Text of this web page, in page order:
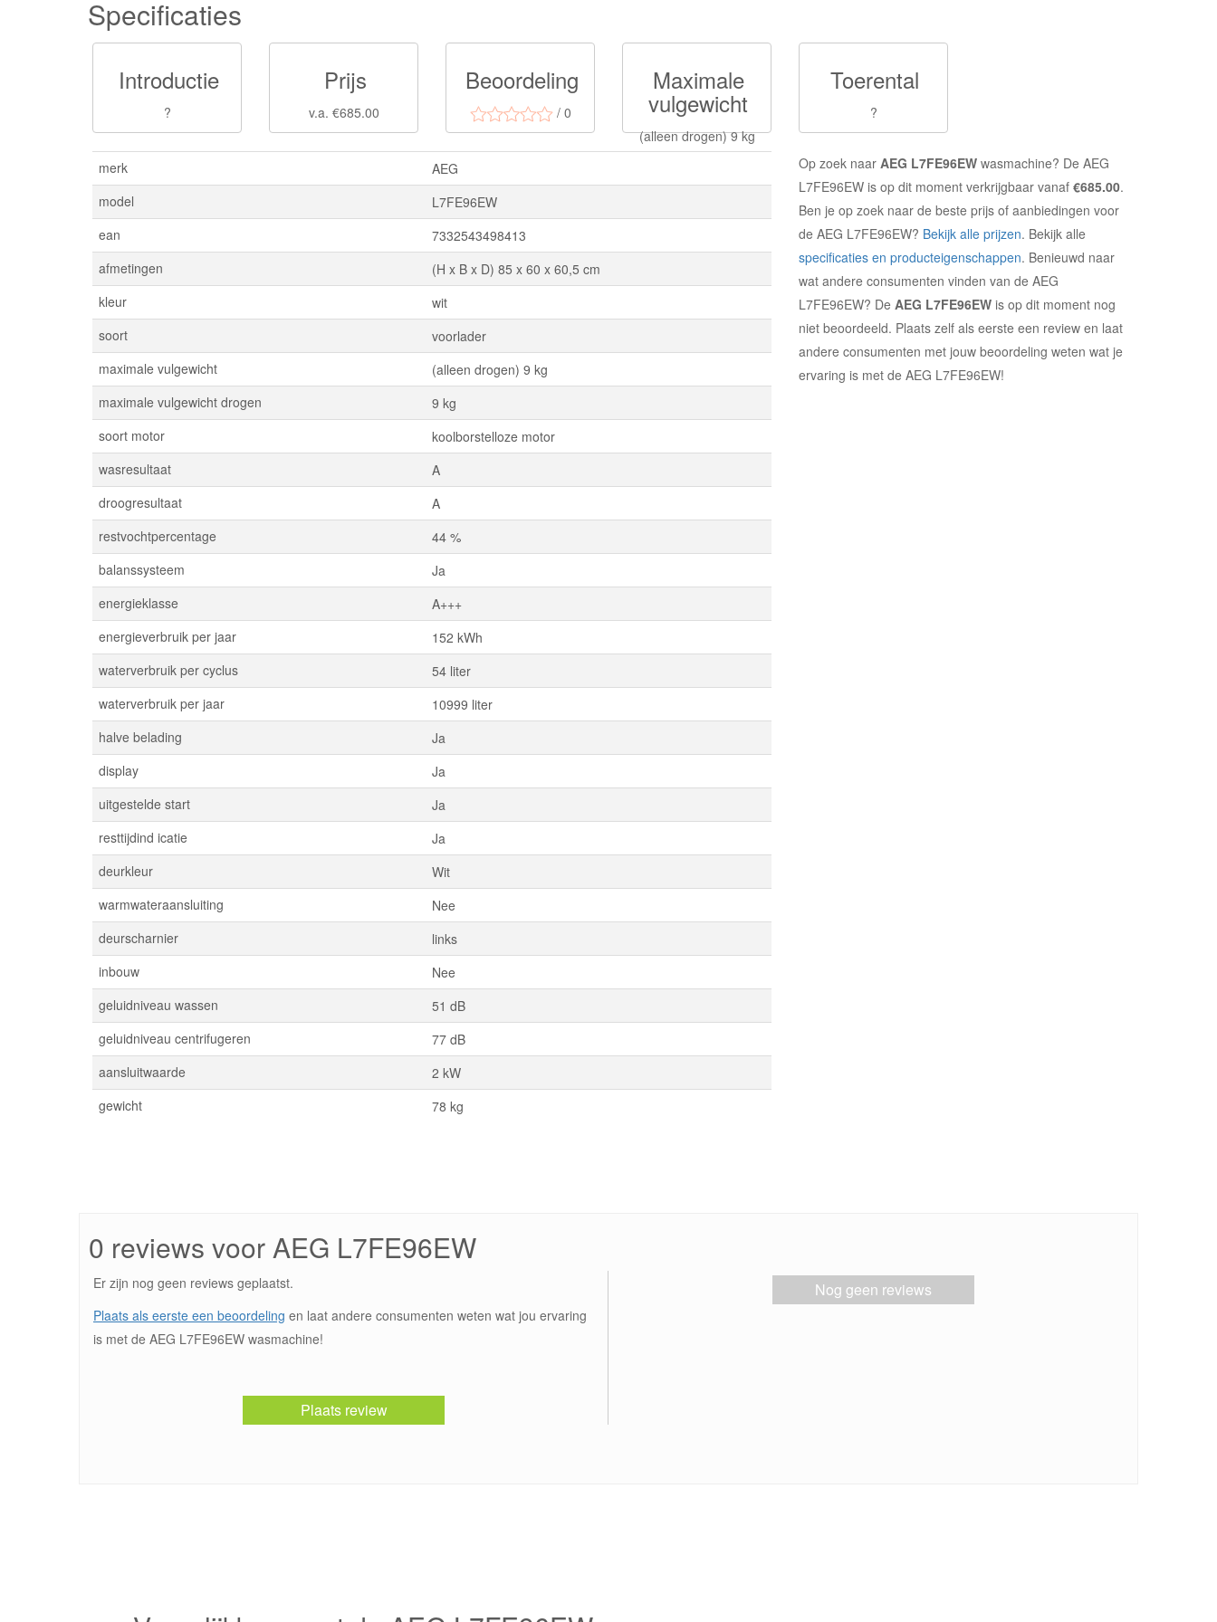
Specificaties
Introductie
?
Prijs
v.a. €685.00
Beoordeling
/ 0
Maximale
vulgewicht
(alleen drogen) 9 kg
Toerental
?
merk
AEG
model
L7FE96EW
ean
7332543498413
afmetingen
(H x B x D) 85 x 60 x 60,5 cm
kleur
wit
soort
voorlader
maximale vulgewicht
(alleen drogen) 9 kg
maximale vulgewicht drogen
9 kg
soort motor
koolborstelloze motor
wasresultaat
A
droogresultaat
A
restvochtpercentage
44 %
balanssysteem
Ja
energieklasse
A+++
energieverbruik per jaar
152 kWh
waterverbruik per cyclus
54 liter
waterverbruik per jaar
10999 liter
halve belading
Ja
display
Ja
uitgestelde start
Ja
resttijdind icatie
Ja
deurkleur
Wit
warmwateraansluiting
Nee
deurscharnier
links
inbouw
Nee
geluidniveau wassen
51 dB
geluidniveau centrifugeren
77 dB
aansluitwaarde
2 kW
gewicht
78 kg
Op zoek naar AEG L7FE96EW wasmachine? De AEG
L7FE96EW is op dit moment verkrijgbaar vanaf €685.00.
Ben je op zoek naar de beste prijs of aanbiedingen voor
de AEG L7FE96EW? Bekijk alle prijzen. Bekijk alle
specificaties en producteigenschappen. Benieuwd naar
wat andere consumenten vinden van de AEG
L7FE96EW? De AEG L7FE96EW is op dit moment nog
niet beoordeeld. Plaats zelf als eerste een review en laat
andere consumenten met jouw beoordeling weten wat je
ervaring is met de AEG L7FE96EW!
0 reviews voor AEG L7FE96EW
Er zijn nog geen reviews geplaatst.
Plaats als eerste een beoordeling en laat andere consumenten weten wat jou ervaring
is met de AEG L7FE96EW wasmachine!
Plaats review
Nog geen reviews